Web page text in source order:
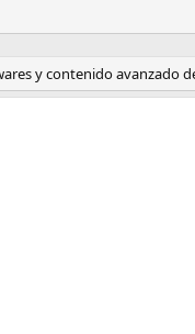
y contenido avanzado